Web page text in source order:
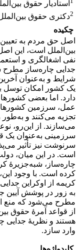
استادیار حقوق
2دکتری حقوق
چکیده
اصل حق مردم به
بین‌الملل است، این
نفی اشغالگری و
جدایی چاره‌ساز
شرایط و به‌عنوان
یک کشور امکان توسل
دارد. اما بعضی کشورها
عمل، سرزمین
تجزیه می‌کنند و
می‌سازند. از این‌رو،
سرزمینی به‌عنوان یک
سرنوشت نیز تأثیر
است. در این میان،
چاره‌ساز، شبه‌جزیرۀ
کرده است. با وجود
کریمه از اوکراین
به زور در پوشش آیین
مطرح می‌شود که منع
از قواعد آمرۀ حقوق
هستند و نظریۀ جدایی
وارد سازد.